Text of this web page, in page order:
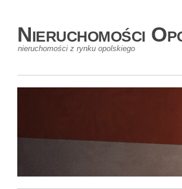
Nieruchomości
nieruchomości z rynku opolskiego